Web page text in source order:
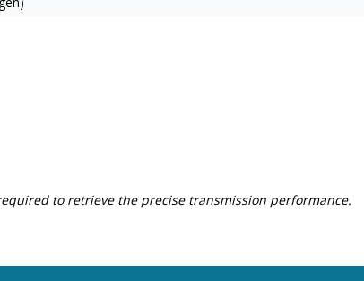
to retrieve the precise transmission performance.